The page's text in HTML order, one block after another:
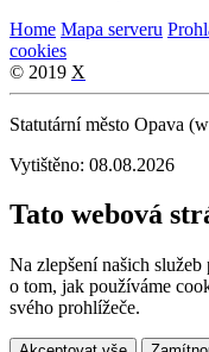
Home Mapa serveru
cookies
© 2019 X
Statutární město Opava
Vytištěno: 08.08.2026
Tato webová
Na zlepšení našich
o tom, jak používáme
svého prohlížeče.